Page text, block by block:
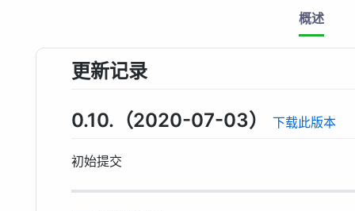
概述
更新记录
0.10.（2020-07-03） 下载此版本
初始提交